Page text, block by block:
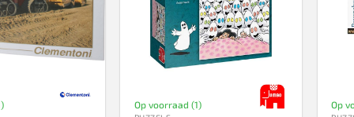
Op voorraad (1) Op